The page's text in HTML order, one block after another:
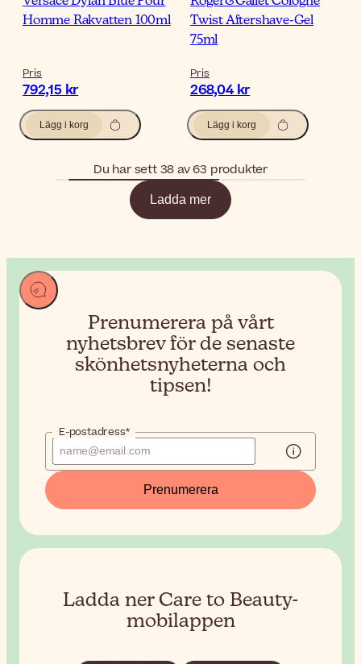
Homme Rakvatten 100ml
Pris
792,15 kr
Lägg i korg
Twist Aftershave-Gel
75ml
Pris
268,04 kr
Lägg i korg
Du har sett 38 av 63 produkter
Ladda mer
Prenumerera på vårt
nyhetsbrevför de senaste
skönhetsnyheterna och
tipsen!
E-postadress*
Prenumerera
Ladda ner Care to Beauty-
mobilappen